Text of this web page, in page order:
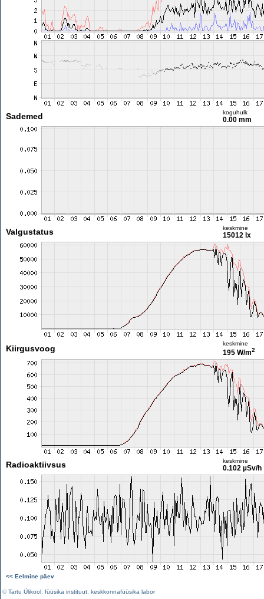
Sademed koguhulk
0.00 mm
Valgustatus keskmine
15012 lx
Kiirgusvoog
keskmine
195 W/m2
Radioaktiivsus keskmine
0.102 µSv/h
<< Eelmine päev
©Tartu Ülikool füüsika instituut keskkonnafüüsika labor